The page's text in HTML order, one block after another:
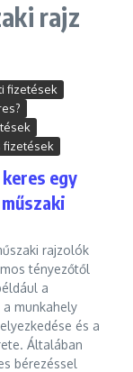
rajz
fizetések
fizetések
egy
rajzolók
tényezőtől
a
munkahely
és a
Általában
bérezéssel